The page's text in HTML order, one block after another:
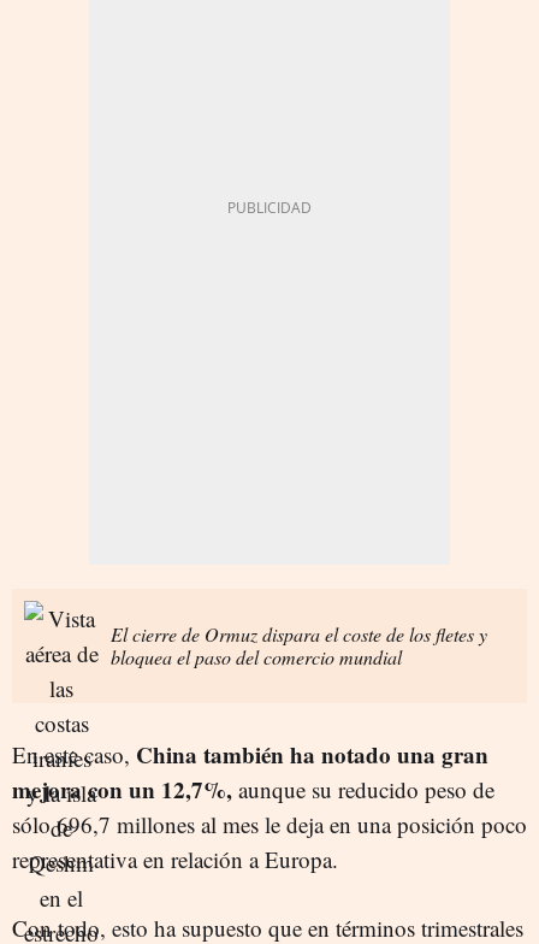
El cierre de Ormuz dispara el coste de los fletes y
bloquea el paso del comercio mundial
En este caso, China también ha notado una gran
mejora con un 12,7%, aunque su reducido peso de
sólo 696,7 millones al mes le deja en una posición poco
representativa en relación a Europa.
Con todo, esto ha supuesto que en términos trimestrales